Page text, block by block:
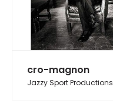
cro-magnon
Jazzy Sport Productions